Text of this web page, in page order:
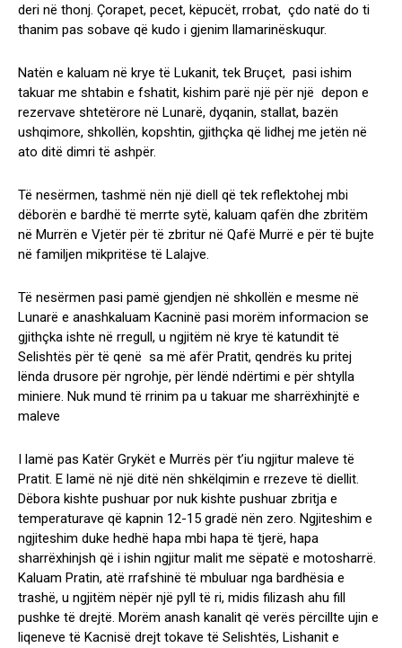
deri në thonj. Çorapet, pecet, këpucët, rrobat, çdo natë do ti
thanim pas sobave që kudo i gjenim llamarinëskuqur.
Natën e kaluam në krye të Lukanit, tek Bruçet, pasi ishim
takuar me shtabin e fshatit, kishim parë një për një depon e
rezervave shtetërore në Lunarë, dyqanin, stallat, bazën
ushqimore, shkollën, kopshtin, gjithçka që lidhej me jetën në
ato ditë dimri të ashpër.
Të nesërmen, tashmë nën një diell që tek reflektohej mbi
dëborën e bardhë të merrte sytë, kaluam qafën dhe zbritëm
në Murrën e Vjetër për të zbritur në Qafë Murrë e për të bujte
në familjen mikpritëse të Lalajve.
Të nesërmen pasi pamë gjendjen në shkollën e mesme në
Lunarë e anashkaluam Kacninë pasi morëm informacion se
gjithçka ishte në rregull, u ngjitëm në krye të katundit të
Selishtës për të qenë sa më afër Pratit, qendrës ku pritej
lënda drusore për ngrohje, për lëndë ndërtimi e për shtylla
miniere. Nuk mund të rrinim pa u takuar me sharrëxhinjtë e
maleve
I lamë pas Katër Grykët e Murrës për t’iu ngjitur maleve të
Pratit. E lamë në një ditë nën shkëlqimin e rrezeve të diellit.
Dëbora kishte pushuar por nuk kishte pushuar zbritja e
temperaturave që kapnin 12-15 gradë nën zero. Ngjiteshim e
ngjiteshim duke hedhë hapa mbi hapa të tjerë, hapa
sharrëxhinjsh që i ishin ngjitur malit me sëpatë e motosharrë.
Kaluam Pratin, atë rrafshinë të mbuluar nga bardhësia e
trashë, u ngjitëm nëpër një pyll të ri, midis filizash ahu fill
pushke të drejtë. Morëm anash kanalit që verës përcillte ujin e
liqeneve të Kacnisë drejt tokave të Selishtës, Lishanit e